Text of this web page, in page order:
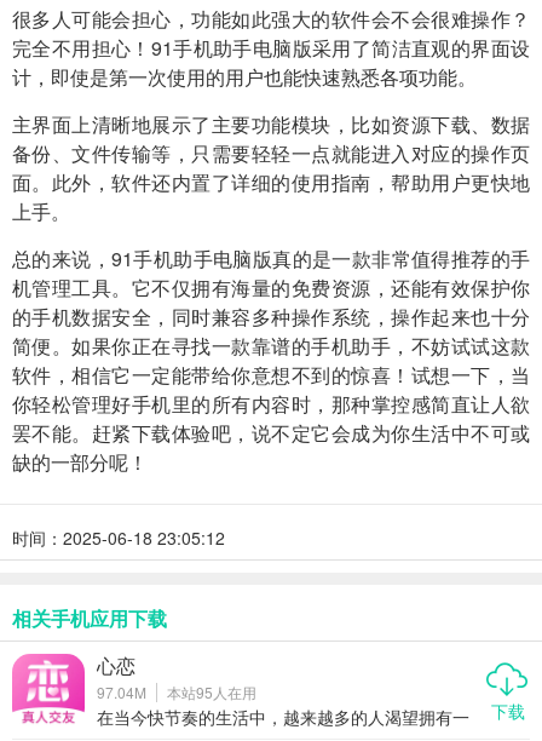
很多人可能会担心，功能如此强大的软件会不会很难操作？
完全不用担心！91手机助手电脑版采用了简洁直观的界面设
计，即使是第一次使用的用户也能快速熟悉各项功能。
主界面上清晰地展示了主要功能模块，比如资源下载、数据
备份、文件传输等，只需要轻轻一点就能进入对应的操作页
面。此外，软件还内置了详细的使用指南，帮助用户更快地
上手。
总的来说，91手机助手电脑版真的是一款非常值得推荐的手
机管理工具。它不仅拥有海量的免费资源，还能有效保护你
的手机数据安全，同时兼容多种操作系统，操作起来也十分
简便。如果你正在寻找一款靠谱的手机助手，不妨试试这款
软件，相信它一定能带给你意想不到的惊喜！试想一下，当
你轻松管理好手机里的所有内容时，那种掌控感简直让人欲
罢不能。赶紧下载体验吧，说不定它会成为你生活中不可或
缺的一部分呢！
时间：2025-06-18 23:05:12
相关手机应用下载
心恋
97.04M 本站95 人在用
在当今快节奏的生活中，越来越多的人渴望拥有一
下载